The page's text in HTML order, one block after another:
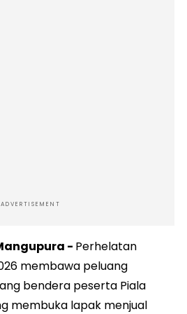
ADVERTISEMENT
- Perhelatan
membawa peluang
bendera peserta Piala
membuka lapak menjual